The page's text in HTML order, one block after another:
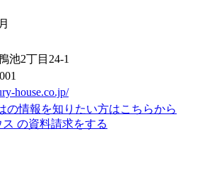
池2丁目24-1
house.co.jp/
の情報を知りたい方はこちらから
の資料請求をする